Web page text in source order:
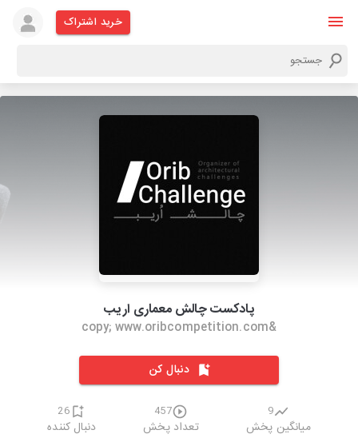
خرید اشتراک
پادکست چالش معماری اریب
&copy; www.oribcompetition.com
دنبال کن
9
میانگین پخش
457
تعداد پخش
26
دنبال کننده